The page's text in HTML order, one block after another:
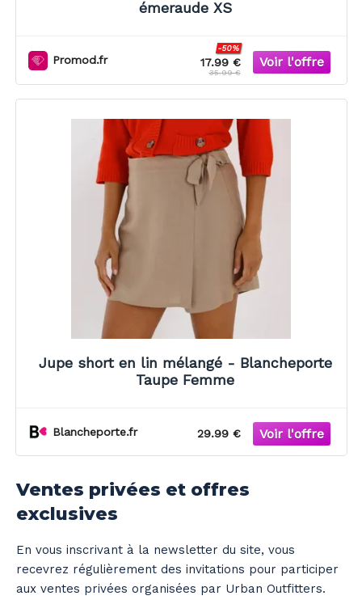
émeraude XS
Promod.fr 17.99 €
-50%
35.99 €
Jupe short en lin mélangé - Blancheporte
Taupe Femme
Blancheporte.fr 29.99 €
Ventes privées et offres
exclusives
En vous inscrivant à la newsletter du site, vous
recevrez régulièrement des invitations pour participer
aux ventes privées organisées par Urban Outfitters.